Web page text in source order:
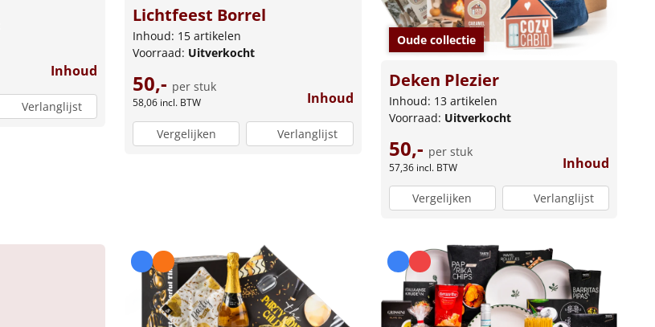
Inhoud
Verlanglijst
Lichtfeest Borrel
Inhoud: 15 artikelen
Voorraad: Uitverkocht
50,- per stuk
58,06 incl. BTW Inhoud
Vergelijken Verlanglijst
Oude collectie
Deken Plezier
Inhoud: 13 artikelen
Voorraad: Uitverkocht
50,- per stuk
57,36 incl. BTW Inhoud
Vergelijken Verlanglijst